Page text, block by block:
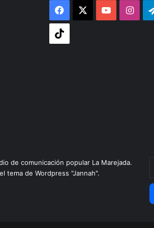
Facebook YouTube
de comunicación popular La Marejada.
tema de Wordpress "Jannah".